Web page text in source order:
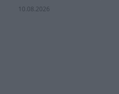
10.08.2026